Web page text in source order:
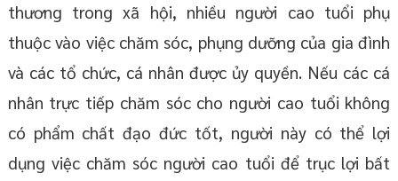
thương trong xã hội, nhiều người cao tuổi phụ
thuộc vào việc chăm sóc, phụng dưỡng của gia đình
và các tổ chức, cá nhân được ủy quyền. Nếu các cá
nhân trực tiếp chăm sóc cho người cao tuổi không
có phẩm chất đạo đức tốt, người này có thể lợi
dụng việc chăm sóc người cao tuổi để trục lợi bất